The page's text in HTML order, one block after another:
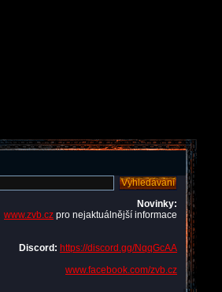
Novinky:
www.zvb.cz pro nejaktuálnější informace
Discord: https://discord.gg/NqqGcAA
www.facebook.com/zvb.cz